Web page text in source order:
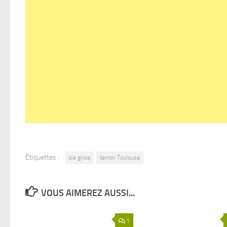
Étiquettes : oie grise terroir Toulouse
VOUS AIMEREZ AUSSI...
1